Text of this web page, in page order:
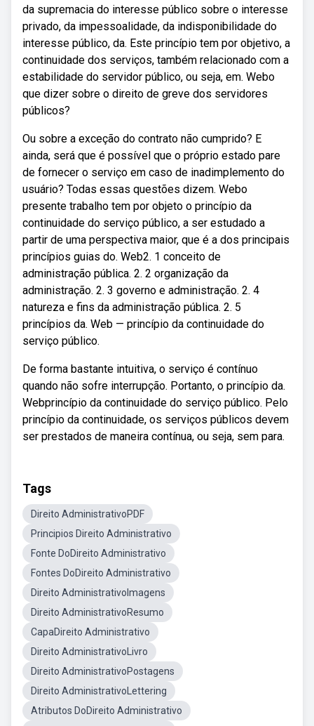
da supremacia do interesse público sobre o interesse
privado, da impessoalidade, da indisponibilidade do
interesse público, da. Este princípio tem por objetivo, a
continuidade dos serviços, também relacionado com a
estabilidade do servidor público, ou seja, em. Webo
que dizer sobre o direito de greve dos servidores
públicos?
Ou sobre a exceção do contrato não cumprido? E
ainda, será que é possível que o próprio estado pare
de fornecer o serviço em caso de inadimplemento do
usuário? Todas essas questões dizem. Webo
presente trabalho tem por objeto o princípio da
continuidade do serviço público, a ser estudado a
partir de uma perspectiva maior, que é a dos principais
princípios guias do. Web2. 1 conceito de
administração pública. 2. 2 organização da
administração. 2. 3 governo e administração. 2. 4
natureza e fins da administração pública. 2. 5
princípios da. Web — princípio da continuidade do
serviço público.
De forma bastante intuitiva, o serviço é contínuo
quando não sofre interrupção. Portanto, o princípio da.
Webprincípio da continuidade do serviço público. Pelo
princípio da continuidade, os serviços públicos devem
ser prestados de maneira contínua, ou seja, sem para.
Tags
Direito AdministrativoPDF
Principios Direito Administrativo
Fonte DoDireito Administrativo
Fontes DoDireito Administrativo
Direito AdministrativoImagens
Direito AdministrativoResumo
CapaDireito Administrativo
Direito AdministrativoLivro
Direito AdministrativoPostagens
Direito AdministrativoLettering
Atributos DoDireito Administrativo